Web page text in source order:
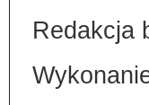
Redakcja